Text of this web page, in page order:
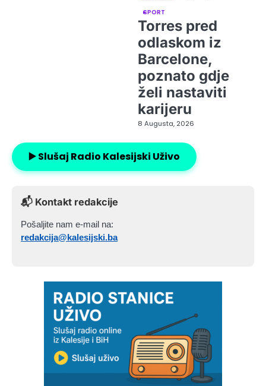
SPORT
Torres pred
odlaskom iz
Barcelone,
poznato gdje
želi nastaviti
karijeru
8 Augusta, 2026
▶️ Slušaj Radio Kalesijski Uživo
📬 Kontakt redakcije
Pošaljite nam e-mail na:
redakcija@kalesijski.ba